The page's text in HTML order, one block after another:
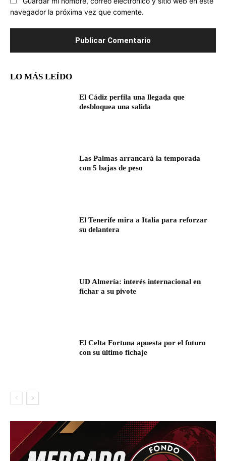
navegador la próxima vez que comente.
LO MÁS LEÍDO
El Cádiz perfila una llegada que
desbloquea una salida
Las Palmas arrancará la temporada
con 5 bajas de peso
El Tenerife mira a Italia para reforzar
su delantera
UD Almería: interés internacional en
fichar a su pivote
El Celta Fortuna apuesta por el futuro
con su último fichaje